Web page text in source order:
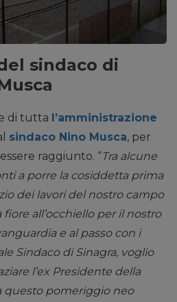
sindaco di
di tutta l’amministrazione
sindaco Nino Musca, per
raggiunto. “Tra alcune
a porre la cosiddetta prima
dei lavori del nostro campo
all’occhiello per il nostro
e al passo con i
Sindaco di Sinagra, voglio
l’ex Presidente della
questo pomeriggio neo